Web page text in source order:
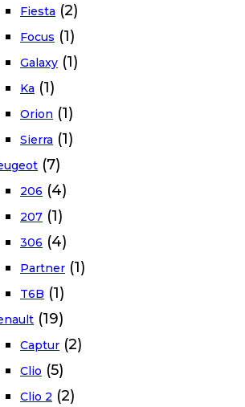
Fiesta (2)
Focus (1)
Galaxy (1)
Ka (1)
Orion (1)
Sierra (1)
(7)
206 (4)
207 (1)
306 (4)
Partner (1)
T6B (1)
(19)
Captur (2)
Clio (5)
Clio 2 (2)